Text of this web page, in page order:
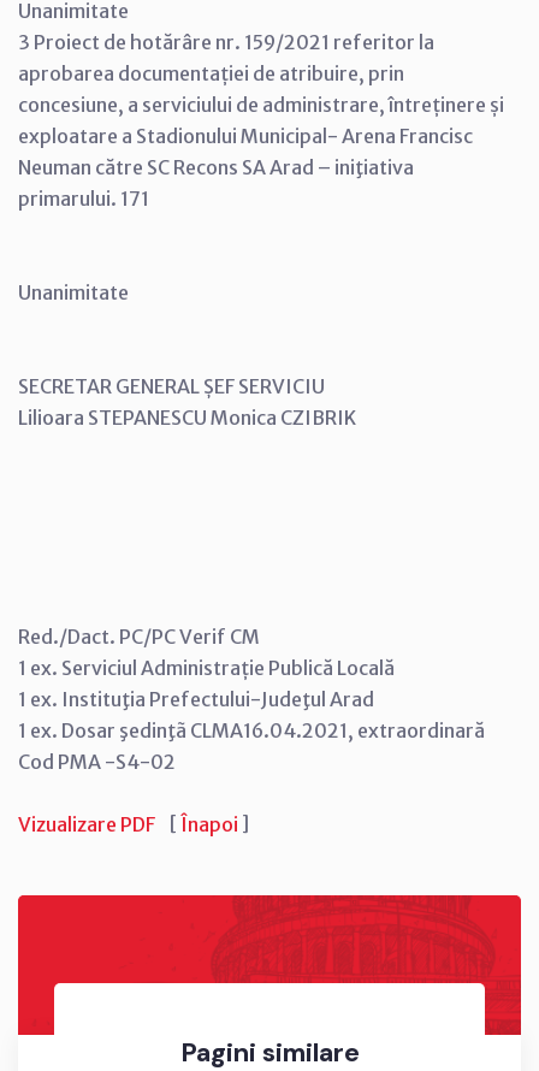
Pagini similare
Unanimitate
3 Proiect de hotărâre nr. 159/2021 referitor la
aprobarea documentației de atribuire, prin
concesiune, a serviciului de administrare, întreținere și
exploatare a Stadionului Municipal- Arena Francisc
Neuman către SC Recons SA Arad – iniţiativa
primarului. 171
Unanimitate
SECRETAR GENERAL ȘEF SERVICIU
Lilioara STEPANESCU Monica CZIBRIK
Red./Dact. PC/PC Verif CM
1 ex. Serviciul Administrație Publică Locală
1 ex. Instituţia Prefectului-Judeţul Arad
1 ex. Dosar şedinţã CLMA16.04.2021, extraordinară
Cod PMA -S4-02
Vizualizare PDF [ Înapoi ]